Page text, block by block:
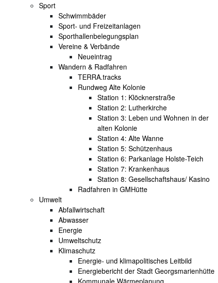
Sport
Schwimmbäder
Sport- und Freizeitanlagen
Sporthallenbelegungsplan
Vereine & Verbände
Neueintrag
Wandern & Radfahren
TERRA.tracks
Rundweg Alte Kolonie
Station 1: Klöcknerstraße
Station 2: Lutherkirche
Station 3: Leben und Wohnen in der
alten Kolonie
Station 4: Alte Wanne
Station 5: Schützenhaus
Station 6: Parkanlage Holste-Teich
Station 7: Krankenhaus
Station 8: Gesellschaftshaus/ Kasino
Radfahren in GMHütte
Umwelt
Abfallwirtschaft
Abwasser
Energie
Umweltschutz
Klimaschutz
Energie- und klimapolitisches Leitbild
Energiebericht der Stadt Georgsmarienhütte
Kommunale Wärmeplanung